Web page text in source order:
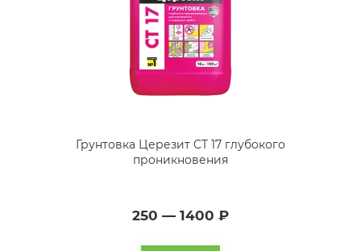
Грунтовка Церезит CT 17 глубокого
проникновения
250 — 1400 ₽